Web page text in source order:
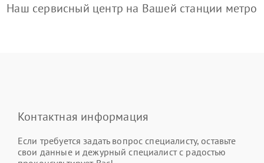
Наш сервисный центр на Вашей станции метро
Контактная информация
Если требуется задать вопрос специалисту, оставьте
свои данные и дежурный специалист с радостью